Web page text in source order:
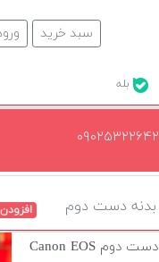
سبد خرید
۰۹۰۲۵۳۲۲۶۴۲
دوربین عکاسی کانن دست دوم Canon EOS